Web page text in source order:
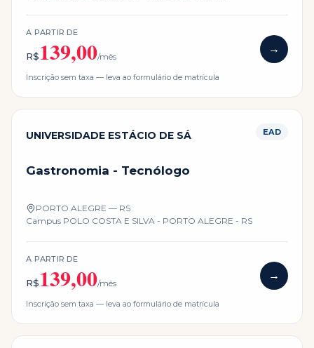
A PARTIR DE
R$139,00/mês
→
Inscrição sem taxa — leva ao formulário de matrícula
UNIVERSIDADE ESTÁCIO DE SÁ EAD
Gastronomia - Tecnólogo
PORTO ALEGRE — RS
Campus POLO COSTA E SILVA - PORTO ALEGRE - RS
A PARTIR DE
R$139,00/mês
→
Inscrição sem taxa — leva ao formulário de matrícula